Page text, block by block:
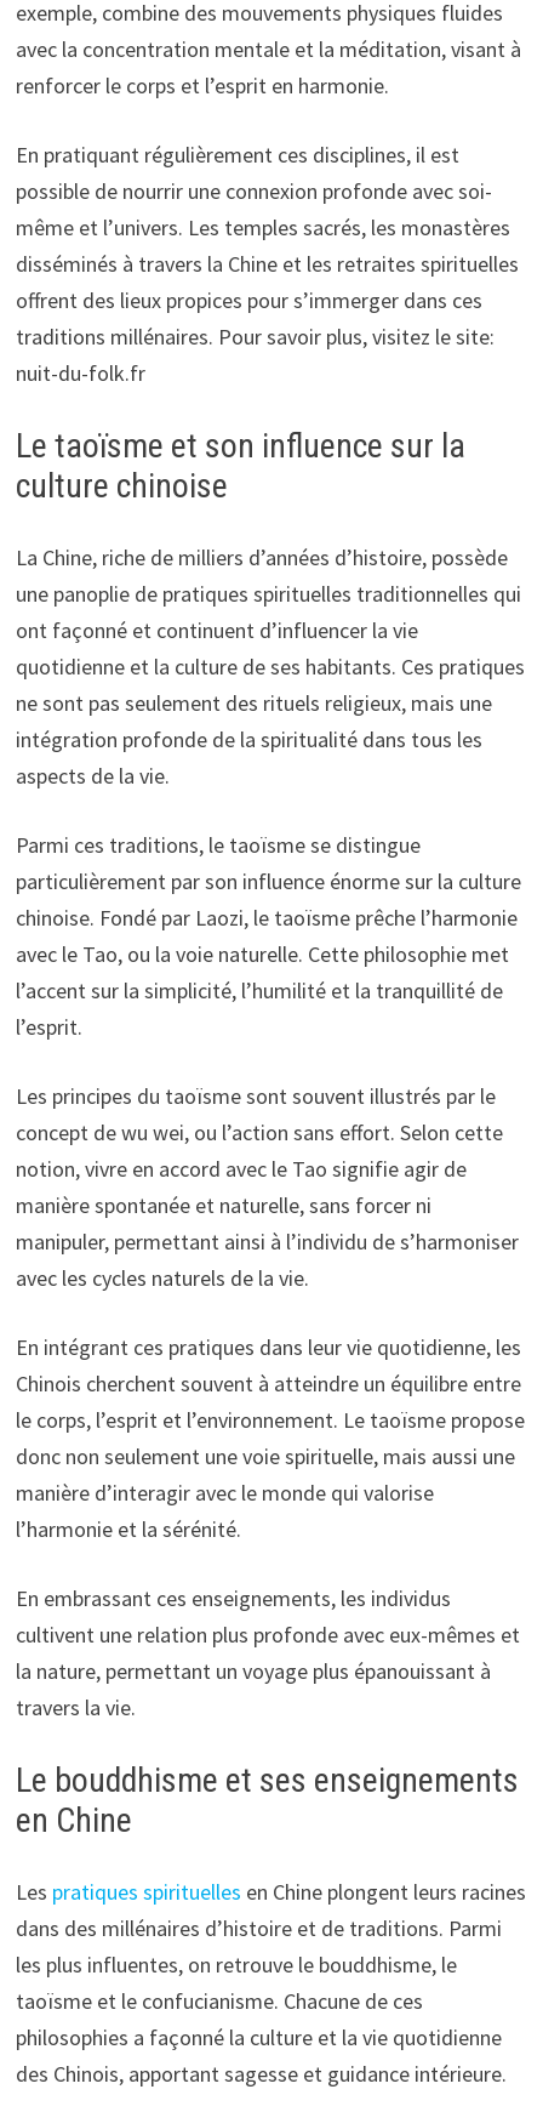
exemple, combine des mouvements physiques fluides
avec la concentration mentale et la méditation, visant à
renforcer le corps et l’esprit en harmonie.
En pratiquant régulièrement ces disciplines, il est
possible de nourrir une connexion profonde avec soi-
même et l’univers. Les temples sacrés, les monastères
disséminés à travers la Chine et les retraites spirituelles
offrent des lieux propices pour s’immerger dans ces
traditions millénaires. Pour savoir plus, visitez le site:
nuit-du-folk.fr
Le taoïsme et son influence sur la
culture chinoise
La Chine, riche de milliers d’années d’histoire, possède
une panoplie de pratiques spirituelles traditionnelles qui
ont façonné et continuent d’influencer la vie
quotidienne et la culture de ses habitants. Ces pratiques
ne sont pas seulement des rituels religieux, mais une
intégration profonde de la spiritualité dans tous les
aspects de la vie.
Parmi ces traditions, le taoïsme se distingue
particulièrement par son influence énorme sur la culture
chinoise. Fondé par Laozi, le taoïsme prêche l’harmonie
avec le Tao, ou la voie naturelle. Cette philosophie met
l’accent sur la simplicité, l’humilité et la tranquillité de
l’esprit.
Les principes du taoïsme sont souvent illustrés par le
concept de wu wei, ou l’action sans effort. Selon cette
notion, vivre en accord avec le Tao signifie agir de
manière spontanée et naturelle, sans forcer ni
manipuler, permettant ainsi à l’individu de s’harmoniser
avec les cycles naturels de la vie.
En intégrant ces pratiques dans leur vie quotidienne, les
Chinois cherchent souvent à atteindre un équilibre entre
le corps, l’esprit et l’environnement. Le taoïsme propose
donc non seulement une voie spirituelle, mais aussi une
manière d’interagir avec le monde qui valorise
l’harmonie et la sérénité.
En embrassant ces enseignements, les individus
cultivent une relation plus profonde avec eux-mêmes et
la nature, permettant un voyage plus épanouissant à
travers la vie.
Le bouddhisme et ses enseignements
en Chine
Les pratiques spirituelles en Chine plongent leurs racines
dans des millénaires d’histoire et de traditions. Parmi
les plus influentes, on retrouve le bouddhisme, le
taoïsme et le confucianisme. Chacune de ces
philosophies a façonné la culture et la vie quotidienne
des Chinois, apportant sagesse et guidance intérieure.